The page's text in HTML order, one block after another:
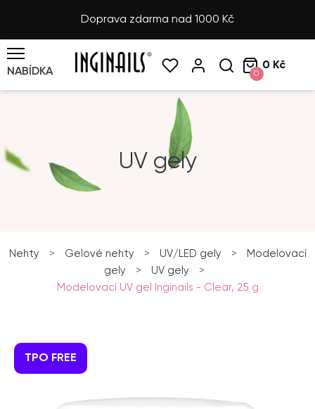
Doprava zdarma nad 1000 Kč
NABÍDKA 0
0 Kč
UV gely
Nehty > Gelové nehty > UV/LED gely >
Modelovací
gely
> UV gely
>
Modelovací UV gel Inginails - Clear, 25 g
TPO FREE